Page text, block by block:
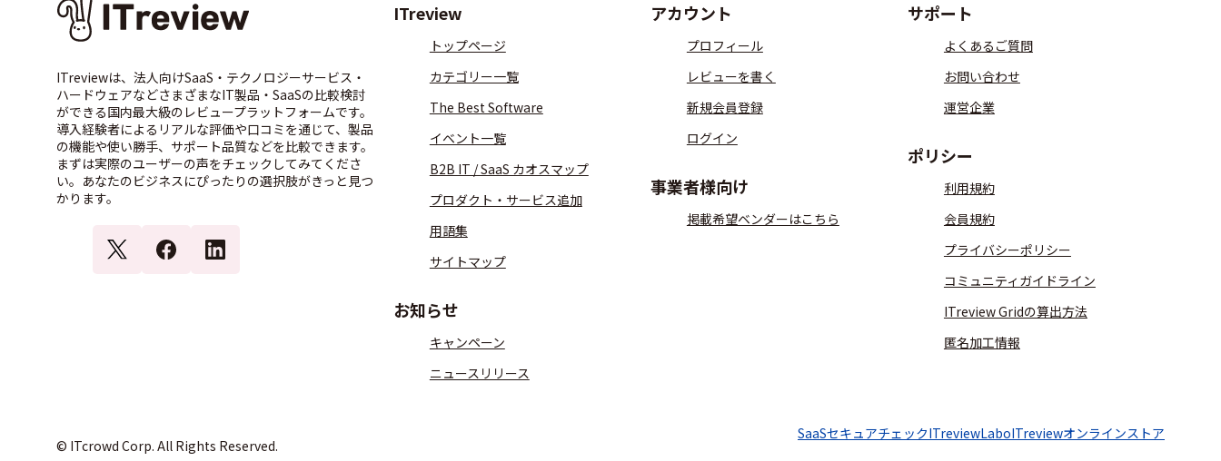
ITreviewは、法人向けSaaS・テクノロジーサービス・
ハードウェアなどさまざまなIT製品・SaaSの比較検討
ができる国内最大級のレビュープラットフォームです。
導入経験者によるリアルな評価や口コミを通じて、製品
の機能や使い勝手、サポート品質などを比較できます。
まずは実際のユーザーの声をチェックしてみてくださ
い。あなたのビジネスにぴったりの選択肢がきっと見つ
かります。
ITreview
トップページ
カテゴリー一覧
The Best Software
イベント一覧
B2B IT / SaaS カオスマップ
プロダクト・サービス追加
用語集
サイトマップ
お知らせ
キャンペーン
ニュースリリース
アカウント
プロフィール
レビューを書く
新規会員登録
ログイン
事業者様向け
掲載希望ベンダーはこちら
サポート
よくあるご質問
お問い合わせ
運営企業
ポリシー
利用規約
会員規約
プライバシーポリシー
コミュニティガイドライン
ITreview Gridの算出方法
匿名加工情報
© ITcrowd Corp. All Rights Reserved.
SaaSセキュアチェックITreviewLaboITreviewオンラインストア